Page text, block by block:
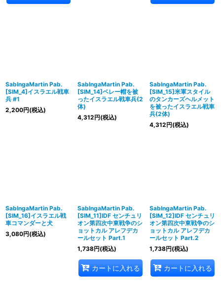
SabIngaMartin Pab.
[SIM_4]イスラエル戦車
兵 #1
2,200円(税込)
SabIngaMartin Pab.
[SIM_14]ベレー帽を被
ったイスラエル戦車兵(2
体)
4,312円(税込)
SabIngaMartin Pab.
[SIM_15]米軍スタイル
のタンカーズヘルメット
を被ったイスラエル戦車
兵(2体)
4,312円(税込)
SabIngaMartin Pab.
[SIM_16]イスラエル戦
車コマンダーと犬
3,080円(税込)
SabIngaMartin Pab.
[SIM_11]IDF センチュリ
オン第四次中東戦争のシ
ョットカル アレフデカ
ールセット Part.1
1,738円(税込)
カートに入れる
SabIngaMartin Pab.
[SIM_12]IDF センチュリ
オン第四次中東戦争のシ
ョットカル アレフデカ
ールセット Part.2
1,738円(税込)
カートに入れる